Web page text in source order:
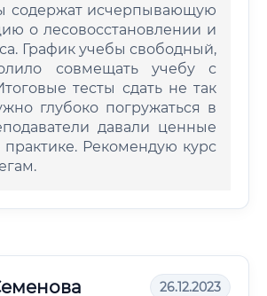
содержат исчерпывающую
о лесовосстановлении и
График учебы свободный,
совмещать учебу с
тесты сдать не так
глубоко погружаться в
давали ценные
Рекомендую курс
26.12.2023